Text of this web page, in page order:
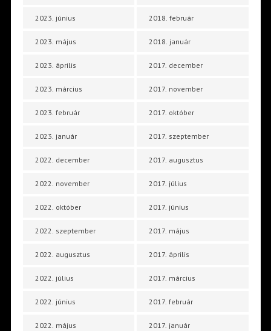
2023. június
2023. május
2023. április
2023. március
2023. február
2023. január
2022. december
2022. november
2022. október
2022. szeptember
2022. augusztus
2022. július
2022. június
2022. május
2018. február
2018. január
2017. december
2017. november
2017. október
2017. szeptember
2017. augusztus
2017. július
2017. június
2017. május
2017. április
2017. március
2017. február
2017. január